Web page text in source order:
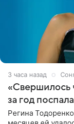
3 часа назад
«Свершилось
за год
Регина